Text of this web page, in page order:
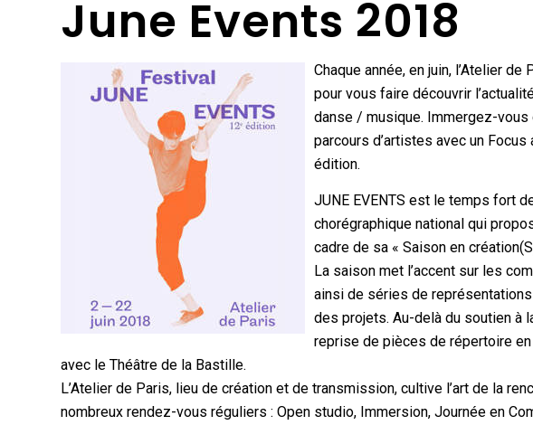
June Events 2018
Chaque année, en juin, l’Atelier
pour vous faire découvrir
danse / musique. Immergez-
parcours d’artistes avec un
édition.
JUNE EVENTS est le temps fort
chorégraphique national qui
cadre de sa « Saison en
La saison met l’accent sur les
ainsi de séries de
des projets. Au-delà du soutien à
reprise de pièces de répertoire
avec le Théâtre de la Bastille.
L’Atelier de Paris, lieu de création et de transmission, cultive l’art de la
nombreux rendez-vous réguliers : Open studio, Immersion, Journée en